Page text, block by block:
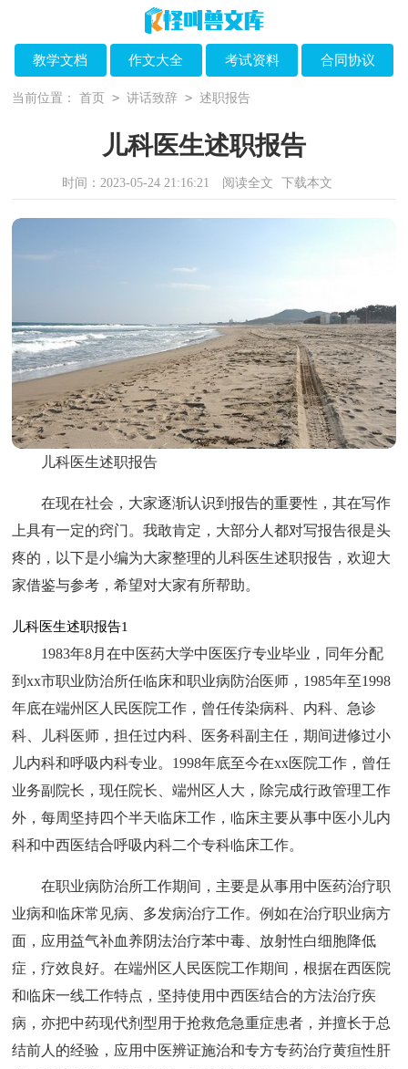
教学文档 作文大全 考试资料 合同协议
当前位置： 首页 > 讲话致辞 > 述职报告
儿科医生述职报告
时间：2023-05-24 21:16:21 阅读全文 下载本文
儿科医生述职报告
在现在社会，大家逐渐认识到报告的重要性，其在写作
上具有一定的窍门。我敢肯定，大部分人都对写报告很是头
疼的，以下是小编为大家整理的儿科医生述职报告，欢迎大
家借鉴与参考，希望对大家有所帮助。
儿科医生述职报告1
1983年8月在中医药大学中医医疗专业毕业，同年分配
到xx市职业防治所任临床和职业病防治医师，1985年至1998
年底在端州区人民医院工作，曾任传染病科、内科、急诊
科、儿科医师，担任过内科、医务科副主任，期间进修过小
儿内科和呼吸内科专业。1998年底至今在xx医院工作，曾任
业务副院长，现任院长、端州区人大，除完成行政管理工作
外，每周坚持四个半天临床工作，临床主要从事中医小儿内
科和中西医结合呼吸内科二个专科临床工作。
在职业病防治所工作期间，主要是从事用中医药治疗职
业病和临床常见病、多发病治疗工作。例如在治疗职业病方
面，应用益气补血养阴法治疗苯中毒、放射性白细胞降低
症，疗效良好。在端州区人民医院工作期间，根据在西医院
和临床一线工作特点，坚持使用中西医结合的方法治疗疾
病，亦把中药现代剂型用于抢救危急重症患者，并擅长于总
结前人的经验，应用中医辨证施治和专方专药治疗黄疸性肝